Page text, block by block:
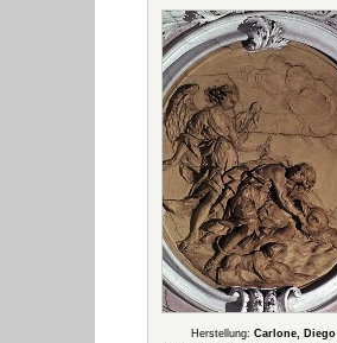
Herstellung: Carlone, Diego